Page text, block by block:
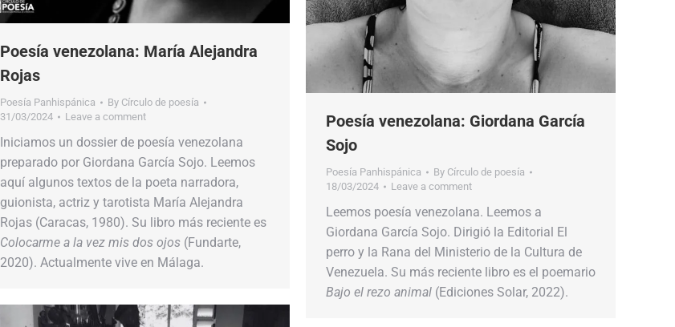
Poesía venezolana: María Alejandra
Rojas
Poesía Panhispánica By Círculo de poesía
31/03/2024
Leave a comment
Iniciamos un dossier de poesía venezolana
preparado por Giordana García Sojo. Leemos
aquí algunos textos de la poeta narradora,
guionista, actriz y tarotista María Alejandra
Rojas (Caracas, 1980). Su libro más reciente es
Colocarme a la vez mis dos ojos (Fundarte,
2020). Actualmente vive en Málaga.
Poesía venezolana: Giordana García
Sojo
Poesía Panhispánica By Círculo de poesía
18/03/2024
Leave a comment
Leemos poesía venezolana. Leemos a
Giordana García Sojo. Dirigió la Editorial El
perro y la Rana del Ministerio de la Cultura de
Venezuela. Su más reciente libro es el poemario
Bajo el rezo animal (Ediciones Solar, 2022).